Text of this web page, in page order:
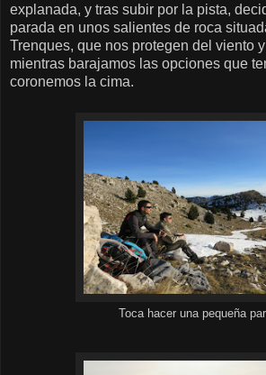
explanada, y tras subir por la pista,
parada en unos salientes de roca
Trenques, que nos protegen del viento
mientras barajamos las opciones que
coronemos la cima.
Toca hacer una pequeña